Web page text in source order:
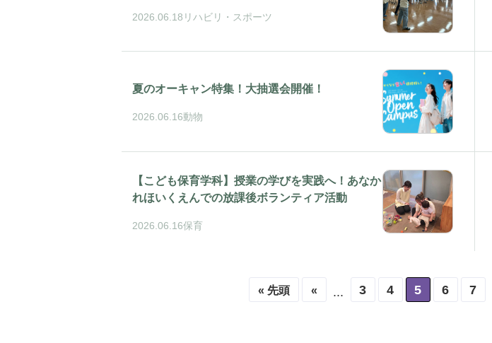
2026.06.18 リハビリ・スポーツ
夏のオーキャン特集！大抽選会開催！
2026.06.16動物
【こども保育学科】授業の学びを実践へ！あなか
れほいくえんでの放課後ボランティア活動
2026.06.16保育
« 先頭 « ... 3 4 5 6 7